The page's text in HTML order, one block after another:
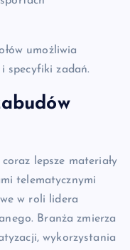
umożliwia
specyfiki zadań.
lepsze materiały
telematycznymi
w roli lidera
Branża zmierza
wykorzystania